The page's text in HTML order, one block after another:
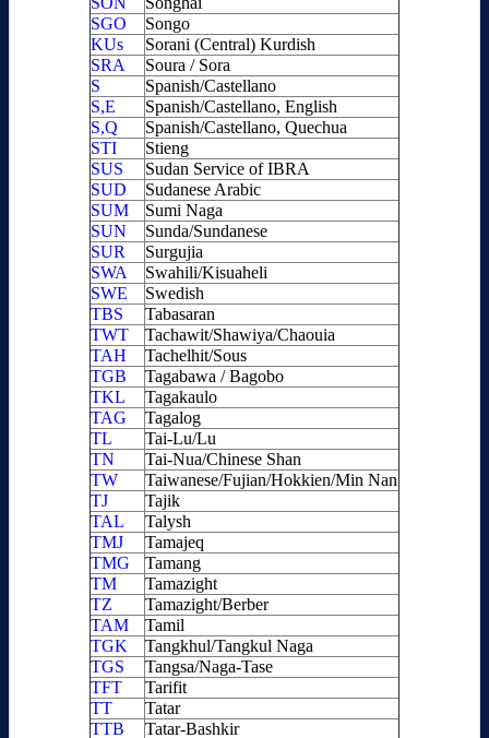
SGO
Songo
KUs
Sorani (Central) Kurdish
SRA
Soura / Sora
S
Spanish/Castellano
S,E
Spanish/Castellano, English
S,Q
Spanish/Castellano, Quechua
STI
Stieng
SUS
Sudan Service of IBRA
SUD
Sudanese Arabic
SUM
Sumi Naga
SUN
Sunda/Sundanese
SUR
Surgujia
SWA
Swahili/Kisuaheli
SWE
Swedish
TBS
Tabasaran
TWT
Tachawit/Shawiya/Chaouia
TAH
Tachelhit/Sous
TGB
Tagabawa / Bagobo
TKL
Tagakaulo
TAG
Tagalog
TL
Tai-Lu/Lu
TN
Tai-Nua/Chinese Shan
TW
Taiwanese/Fujian/Hokkien/Min Nan
TJ
Tajik
TAL
Talysh
TMJ
Tamajeq
TMG
Tamang
TM
Tamazight
TZ
Tamazight/Berber
TAM
Tamil
TGK
Tangkhul/Tangkul Naga
TGS
Tangsa/Naga-Tase
TFT
Tarifit
TT
Tatar
TTB
Tatar-Bashkir